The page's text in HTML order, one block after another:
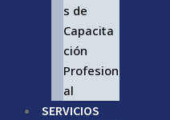
s de
Capacita
ción
Profesion
al
SERVICIOS